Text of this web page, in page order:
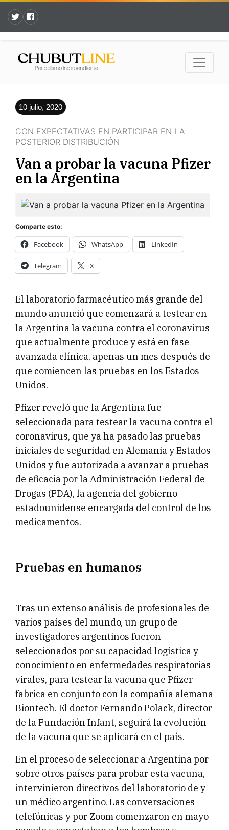
10 julio, 2020
CON EXPECTATIVAS EN PARTICIPAR EN LA
POSTERIOR DISTRIBUCIÓN
Van a probar la vacuna Pfizer
en la Argentina
Comparte esto:
Facebook WhatsApp LinkedIn
Telegram X
El laboratorio farmacéutico más grande del
mundo anunció que comenzará a testear en
la Argentina la vacuna contra el coronavirus
que actualmente produce y está en fase
avanzada clínica, apenas un mes después de
que comiencen las pruebas en los Estados
Unidos.
Pfizer reveló que la Argentina fue
seleccionada para testear la vacuna contra el
coronavirus, que ya ha pasado las pruebas
iniciales de seguridad en Alemania y Estados
Unidos y fue autorizada a avanzar a pruebas
de eficacia por la Administración Federal de
Drogas (FDA), la agencia del gobierno
estadounidense encargada del control de los
medicamentos.
Pruebas en humanos
Tras un extenso análisis de profesionales de
varios países del mundo, un grupo de
investigadores argentinos fueron
seleccionados por su capacidad logística y
conocimiento en enfermedades respiratorias
virales, para testear la vacuna que Pfizer
fabrica en conjunto con la compañía alemana
Biontech. El doctor Fernando Polack, director
de la Fundación Infant, seguirá la evolución
de la vacuna que se aplicará en el país.
En el proceso de seleccionar a Argentina por
sobre otros países para probar esta vacuna,
intervinieron directivos del laboratorio de y
un médico argentino. Las conversaciones
telefónicas y por Zoom comenzaron en mayo